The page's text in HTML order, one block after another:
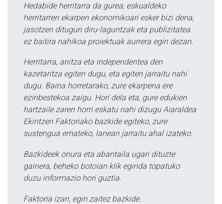
Hedabide herritarra da gurea, eskualdeko
herritarren ekarpen ekonomikoari esker bizi dena,
jasotzen ditugun diru-laguntzak eta publizitatea
ez baitira nahikoa proiektuak aurrera egin dezan.
Herritarra, anitza eta independentea den
kazetaritza egiten dugu, eta egiten jarraitu nahi
dugu. Baina horretarako, zure ekarpena ere
ezinbestekoa zaigu. Hori dela eta, gure edukien
hartzaile zaren horri eskatu nahi dizugu Aiaraldea
Ekintzen Faktoriako bazkide egiteko, zure
sustengua emateko, lanean jarraitu ahal izateko.
Bazkideek onura eta abantaila ugari dituzte
gainera, beheko botoian klik eginda topatuko
duzu informazio hori guztia.
Faktoria izan, egin zaitez bazkide.